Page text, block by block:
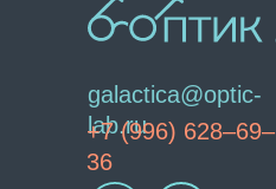
galactica@optic-
lab.ru
+7 (996) 628–69–
36